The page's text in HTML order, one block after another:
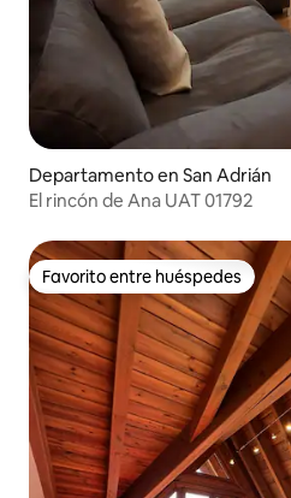
Departamento en San Adrián
El rincón de Ana UAT 01792
Favorito entre huéspedes
Favorito entre huéspedes